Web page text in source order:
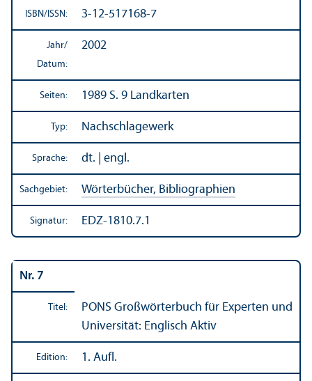
ISBN/ ISSN: 3-12-517168-7
Jahr/
Datum:
2002
Seiten: 1989 S. 9 Landkarten
Typ: Nachschlagewerk
Sprache: dt. | engl.
Sachgebiet: Wörterbücher, Bibliographien
Signatur: EDZ-1810.7.1
Nr. 7
Titel:
PONS Großwörterbuch für Experten und
Universität: Englisch Aktiv
Edition: 1. Aufl.